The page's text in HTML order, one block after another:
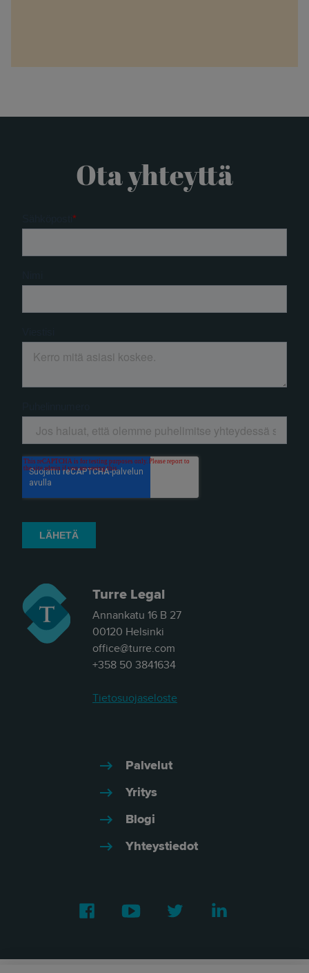
Turre Legal
Annankatu 16 B 27
00120 Helsinki
office@turre.com
+358 50 3841634
Tietosuojaseloste
Palvelut
Yritys
Blogi
Yhteystiedot
Facebook Youtube Twitter
Ota yhteyttä